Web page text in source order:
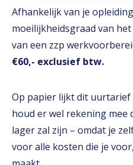
Afhankelijk van je
moeilijkheidsgraad van
van een zzp
€60,- exclusief btw.
Op papier lijkt dit uurtarief
houd er wel rekening
lager zal zijn – omdat je
voor alle kosten die je